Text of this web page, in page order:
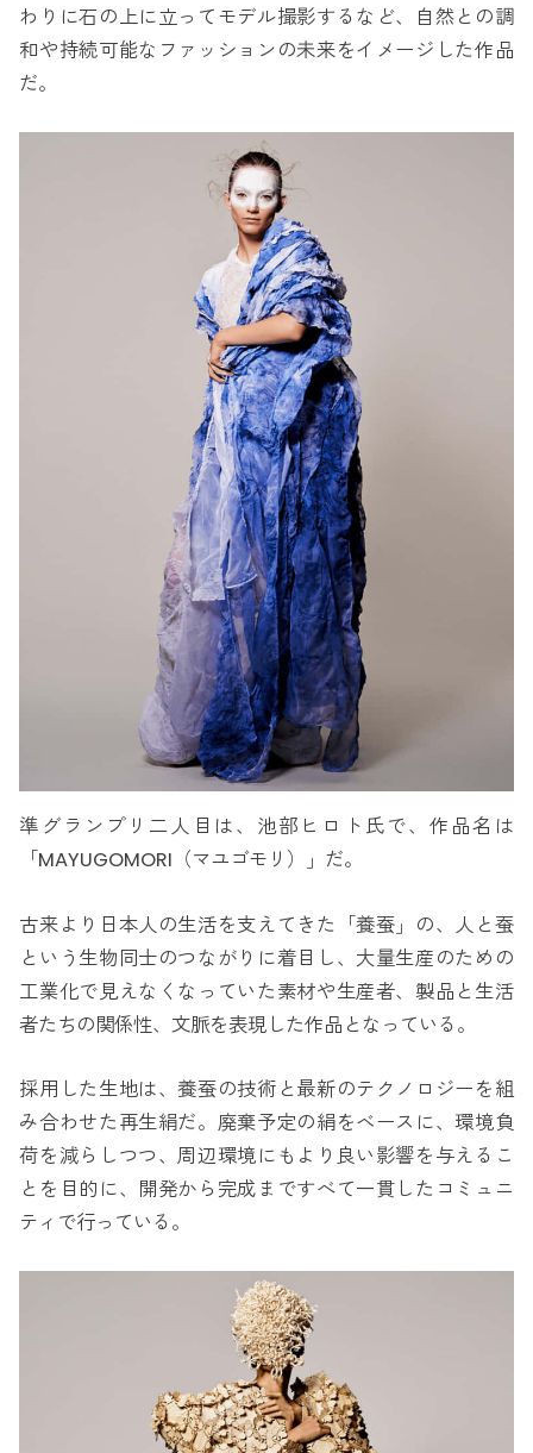
わりに石の上に立ってモデル撮影するなど、自然との調
和や持続可能なファッションの未来をイメージした作品
だ。
準グランプリ二人目は、池部ヒロト氏で、作品名は
「MAYUGOMORI（マユゴモリ）」だ。
古来より日本人の生活を支えてきた「養蚕」の、人と蚕
という生物同士のつながりに着目し、大量生産のための
工業化で見えなくなっていた素材や生産者、製品と生活
者たちの関係性、文脈を表現した作品となっている。
採用した生地は、養蚕の技術と最新のテクノロジーを組
み合わせた再生絹だ。廃棄予定の絹をベースに、環境負
荷を減らしつつ、周辺環境にもより良い影響を与えるこ
とを目的に、開発から完成まですべて一貫したコミュニ
ティで行っている。